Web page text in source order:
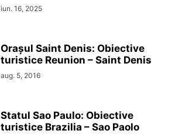
iun. 16, 2025
Orașul Saint Denis: Obiective
turistice Reunion – Saint Denis
aug. 5, 2016
Statul Sao Paulo: Obiective
turistice Brazilia – Sao Paolo